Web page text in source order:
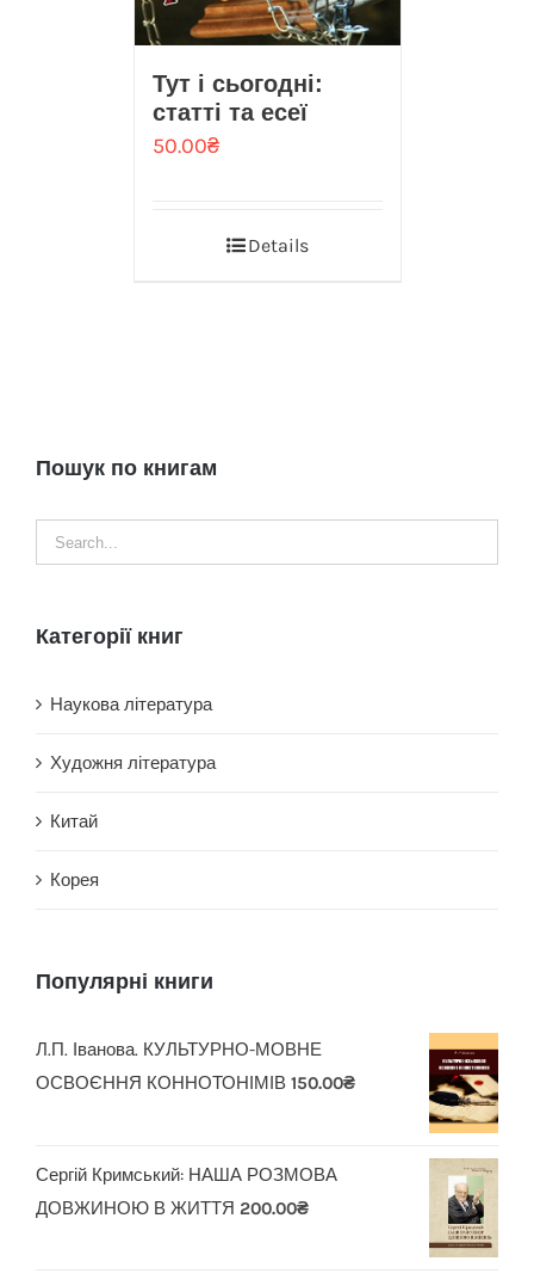
Тут і сьогодні:
статті та есеї
50.00₴
Details
Пошук по книгам
Категорії книг
Наукова література
Художня література
Китай
Корея
Популярні книги
Л.П. Іванова. КУЛЬТУРНО-МОВНЕ
ОСВОЄННЯ КОННОТОНІМІВ 150.00₴
Сергій Кримський: НАША РОЗМОВА
ДОВЖИНОЮ В ЖИТТЯ 200.00₴